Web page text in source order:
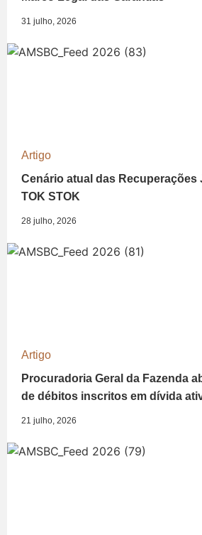
31 julho, 2026
Artigo
Cenário atual das Recuperações
TOK STOK
28 julho, 2026
Artigo
Procuradoria Geral da Fazenda
de débitos inscritos em dívida
21 julho, 2026